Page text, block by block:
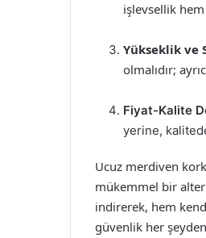
işlevsellik
Yükseklik ve
olmalıdır;
Fiyat-Kalite
yerine,
Ucuz merdiven
mükemmel bir
indirerek, hem
güvenlik her